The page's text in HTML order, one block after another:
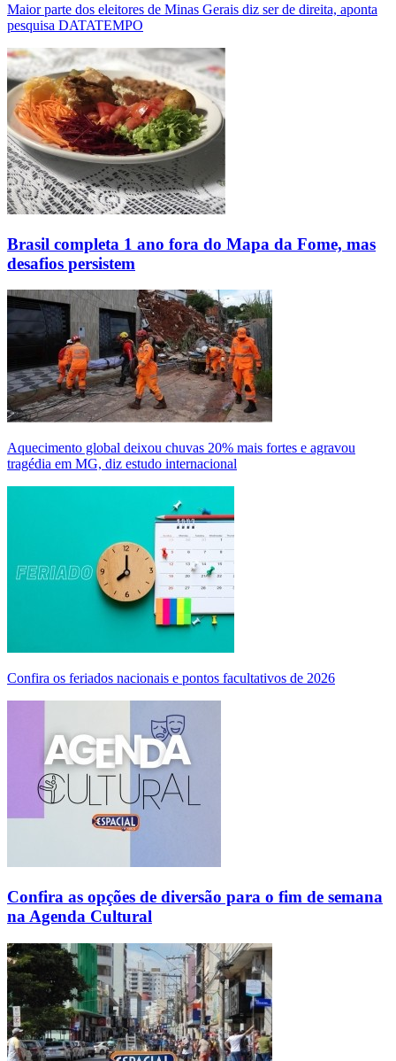
Maior parte dos eleitores de Minas Gerais diz ser de direita, aponta
pesquisa DATATEMPO
Brasil completa 1 ano fora do Mapa da Fome, mas
desafios persistem
Aquecimento global deixou chuvas 20% mais fortes e agravou
tragédia em MG, diz estudo internacional
Confira os feriados nacionais e pontos facultativos de 2026
Confira as opções de diversão para o fim de semana
na Agenda Cultural